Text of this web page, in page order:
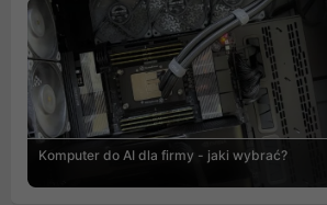
Komputer do AI dla firmy - jaki wybrać?